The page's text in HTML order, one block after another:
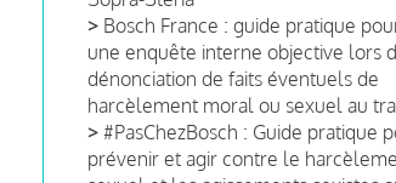
> Bosch France : guide pratique
une enquête interne objective lors
dénonciation de faits éventuels de
harcèlement moral ou sexuel au
> #PasChezBosch : Guide pratique
prévenir et agir contre le